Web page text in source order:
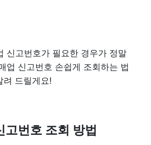
신고번호가 필요한 경우가 정말
업 신고번호 손쉽게 조회하는 법
려 드릴게요!
고번호 조회 방법